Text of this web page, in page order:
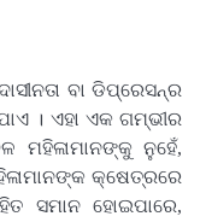
ବା ଡିପ୍ରେସନ୍‌ର
। ଏହା ଏକ ଗମ୍ଭୀର
ମହିଳାମାନଙ୍କୁ ନୁହେଁ,
କ୍ଷେତ୍ରରେ
ସମାନ ହୋଇପାରେ,